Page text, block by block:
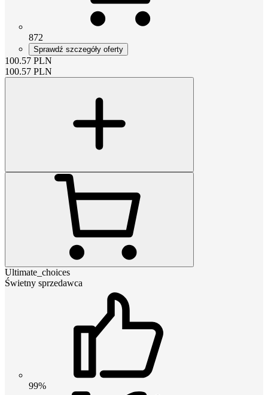
872
Sprawdź szczegóły oferty
100.57 PLN
100.57 PLN
Ultimate_choices
Świetny sprzedawca
99%